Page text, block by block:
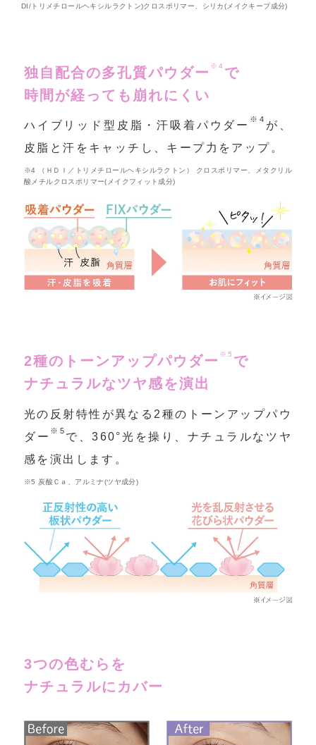
DI/トリメチロールヘキシルラクトン)クロスポリマー、シリカ(メイクキープ成分)
独自配合の多孔質パウダー ※4 で
時間が経っても崩れにくい
ハイブリッド型皮脂・汗吸着パウダー ※4 が、
皮脂と汗をキャッチし、キープ力をアップ。
※4 （ＨＤＩ／トリメチロールヘキシルラクトン） クロスポリマー、メタクリル
酸メチルクロスポリマー(メイクフィット成分)
2種のトーンアップパウダー ※5 で
ナチュラルなツヤ感を演出
光の反射特性が異なる2種のトーンアップパウ
ダー ※5 で、360°光を操り、ナチュラルなツヤ
感を演出します。
※5 炭酸Ｃａ、アルミナ(ツヤ成分)
3つの色むらを
ナチュラルにカバー